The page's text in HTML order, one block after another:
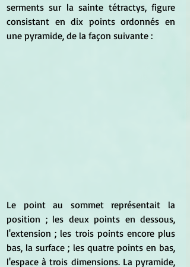
serments sur la sainte tétractys, figure
consistant en dix points ordonnés en
une pyramide, de la façon suivante :
Le point au sommet représentait la
position ; les deux points en dessous,
l'extension ; les trois points encore plus
bas, la surface ; les quatre points en bas,
l'espace à trois dimensions. La pyramide,